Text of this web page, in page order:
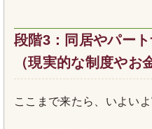
段階3：同居やパー
（現実的な制度やお
ここまで来たら、いよいよ